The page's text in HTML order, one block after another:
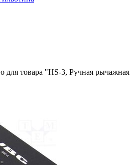
для товара "HS-3, Ручная рычажная